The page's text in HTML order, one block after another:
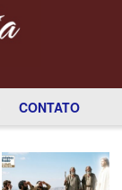
CONTATO